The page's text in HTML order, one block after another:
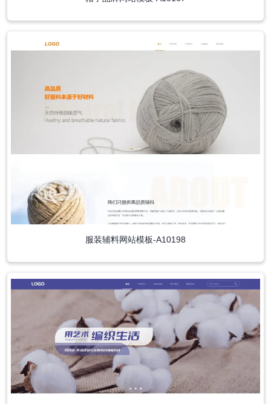
服装辅料网站模板-A10198